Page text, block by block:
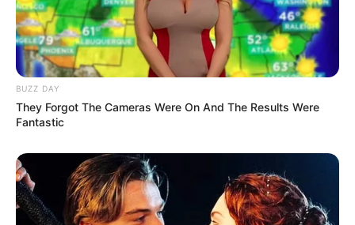
BUZZ DAY
They Forgot The Cameras Were On And The Results Were
Fantastic